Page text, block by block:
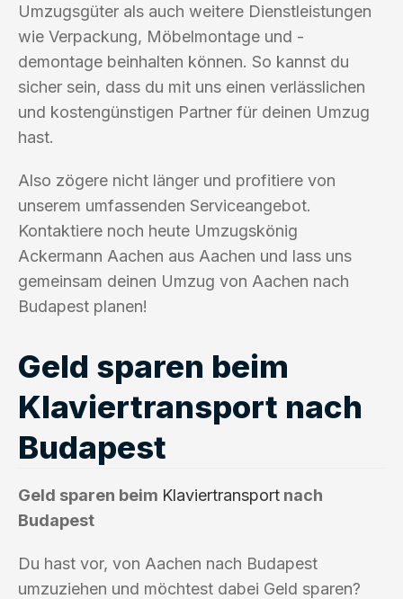
Umzugsgüter als auch weitere Dienstleistungen
wie Verpackung, Möbelmontage und -
demontage beinhalten können. So kannst du
sicher sein, dass du mit uns einen verlässlichen
und kostengünstigen Partner für deinen Umzug
hast.
Also zögere nicht länger und profitiere von
unserem umfassenden Serviceangebot.
Kontaktiere noch heute Umzugskönig
Ackermann Aachen aus Aachen und lass uns
gemeinsam deinen Umzug von Aachen nach
Budapest planen!
Geld sparen beim
Klaviertransport nach
Budapest
Geld sparen beim Klaviertransport nach
Budapest
Du hast vor, von Aachen nach Budapest
umzuziehen und möchtest dabei Geld sparen?